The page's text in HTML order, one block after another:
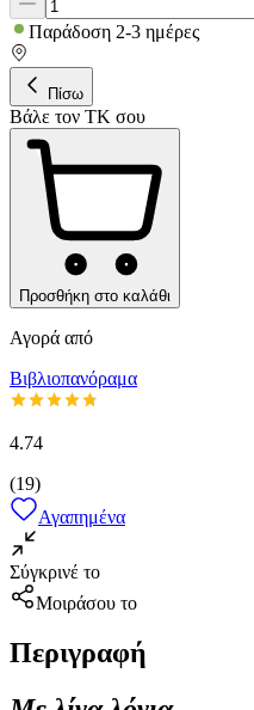
Παράδοση 2-3 ημέρες
Πίσω
Βάλε τον ΤΚ σου
Προσθήκη στο καλάθι
Αγορά από
Βιβλιοπανόραμα
4.74
(19)
Αγαπημένα
Σύγκρινέ το
Μοιράσου το
Περιγραφή